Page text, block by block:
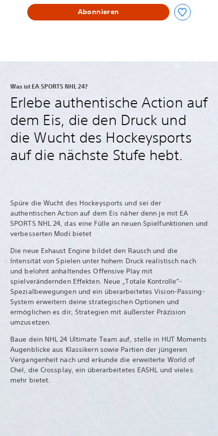
Abonnieren
Was ist EA SPORTS NHL 24?
Erlebe authentische Action auf
dem Eis, die den Druck und
die Wucht des Hockeysports
auf die nächste Stufe hebt.
Spüre die Wucht des Hockeysports und sei der
authentischen Action auf dem Eis näher denn je mit EA
SPORTS NHL 24, das eine Fülle an neuen Spielfunktionen und
verbesserten Modi bietet
Die neue Exhaust Engine bildet den Rausch und die
Intensität von Spielen unter hohem Druck realistisch nach
und belohnt anhaltendes Offensive Play mit
spielverändernden Effekten. Neue „Totale Kontrolle“-
Spezialbewegungen und ein überarbeitetes Vision-Passing-
System erweitern deine strategischen Optionen und
ermöglichen es dir, Strategien mit äußerster Präzision
umzusetzen.
Baue dein NHL 24 Ultimate Team auf, stelle in HUT Moments
Augenblicke aus Klassikern sowie Partien der jüngeren
Vergangenheit nach und erkunde die erweiterte World of
Chel, die Crossplay, ein überarbeitetes EASHL und vieles
mehr bietet.